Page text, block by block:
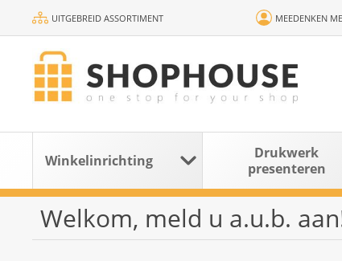
UITGEBREID ASSORTIMENT MEEDENKEN
Winkelinrichting
Drukwerk
presenteren
Welkom, meld u a.u.b.